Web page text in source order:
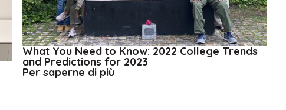
What You Need to Know: 2022 College Trends
and Predictions for 2023
Per saperne di piùabout